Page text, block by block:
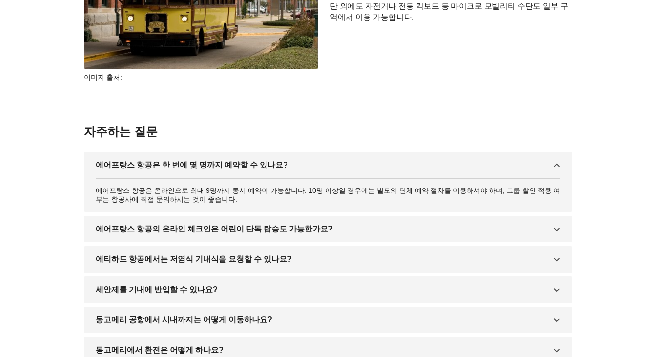
이미지 출처:
단 외에도 자전거나 전동 킥보드 등 마이크로 모빌리티 수단도 일부 구
역에서 이용 가능합니다.
자주하는 질문
에어프랑스 항공은 한 번에 몇 명까지 예약할 수 있나요?
에어프랑스 항공은 온라인으로 최대 9명까지 동시 예약이 가능합니다. 10명 이상일 경우에는 별도의 단체 예약 절차를 이용하셔야 하며, 그룹 할인 적용 여
부는 항공사에 직접 문의하시는 것이 좋습니다.
에어프랑스 항공의 온라인 체크인은 어린이 단독 탑승도 가능한가요?
네, 만 4세 이상 12세 미만의 어린이는 보호자 없이도 단독 예약 및 온라인 체크인이 가능합니다. 단, 항공사에서 제공하는 ‘비동반 미성년자 서비스(UM 서
비스)’를 반드시 신청하셔야 하며, 공항 수속 시 보호자의 동행이 요구됩니다.
에티하드 항공에서는 저염식 기내식을 요청할 수 있나요?
네, 에티하드 항공에서는 소금, MSG, 베이킹소다 등을 제한한 저염식 특별 기내식을 제공합니다. 출발 최소 24시간 전까지 항공사 홈페이지나 예약처를 통
해 사전 요청하셔야 하며, 신청 없이 현장에서 제공되지는 않습니다.
세안제를 기내에 반입할 수 있나요?
세안폼은 100ml 이하 용기에 담아 1리터 이하 투명 지퍼백에 보관하면 기내 반입이 가능합니다. 액체류 반입 제한 규정에 포함되므로, 한 사람당 지퍼백 1
개만 허용되며, 보안 검색 시 꺼내서 제출해야 합니다.
몽고메리 공항에서 시내까지는 어떻게 이동하나요?
몽고메리 리저널 공항(MGM)에서는 택시, 렌터카, 호텔 셔틀을 이용해 약 15~20분이면 시내 중심지까지 이동하실 수 있습니다.
몽고메리에서 환전은 어떻게 하나요?